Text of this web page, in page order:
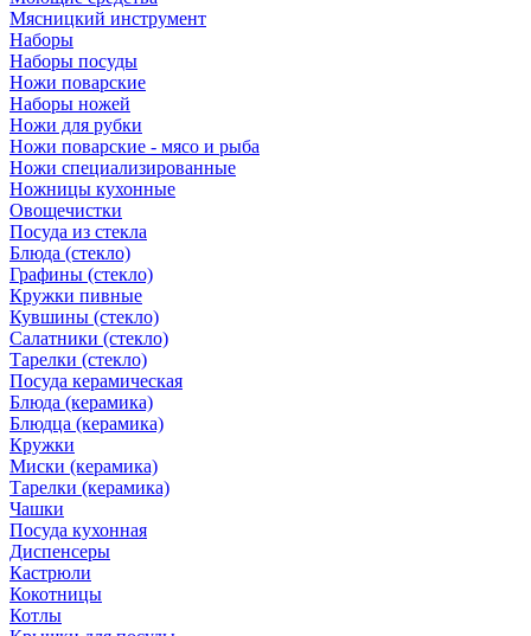
Мясницкий инструмент
Наборы
Наборы посуды
Ножи поварские
Наборы ножей
Ножи для рубки
Ножи поварские - мясо и рыба
Ножи специализированные
Ножницы кухонные
Овощечистки
Посуда из стекла
Блюда (стекло)
Графины (стекло)
Кружки пивные
Кувшины (стекло)
Салатники (стекло)
Тарелки (стекло)
Посуда керамическая
Блюда (керамика)
Блюдца (керамика)
Кружки
Миски (керамика)
Тарелки (керамика)
Чашки
Посуда кухонная
Диспенсеры
Кастрюли
Кокотницы
Котлы